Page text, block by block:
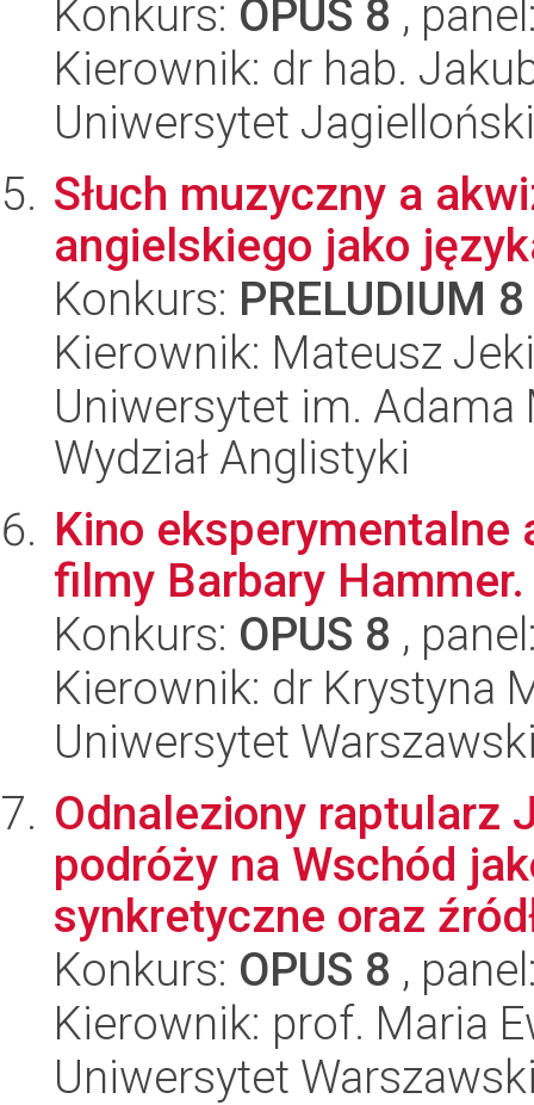
Konkurs: OPUS 8 ,
Kierownik: dr hab.
Uniwersytet
Słuch muzyczny a
angielskiego jako
Konkurs: PRELUDIUM 8
Kierownik: Mateusz
Uniwersytet im.
Wydział Anglistyki
Kino eksperymentalne
filmy Barbary Hammer.
Konkurs: OPUS 8 ,
Kierownik: dr Krystyna
Uniwersytet
Odnaleziony raptularz
podróży na Wschód
synkretyczne oraz
Konkurs: OPUS 8 ,
Kierownik: prof. Maria
Uniwersytet